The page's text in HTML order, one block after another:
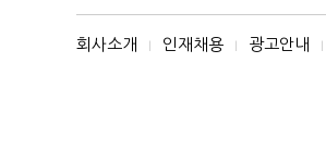
회사소개 I 인재채용 I 광고안내 I